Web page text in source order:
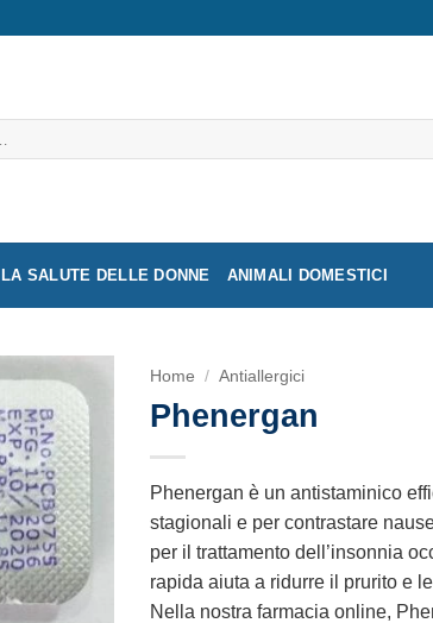
LA SALUTE DELLE DONNE ANIMALI DOMESTICI
Home / Antiallergici
Phenergan
Phenergan è un antistaminico
stagionali e per contrastare
per il trattamento dell’insonnia
rapida aiuta a ridurre il prurito e
Nella nostra farmacia online,